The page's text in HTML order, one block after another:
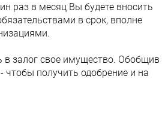
раз в месяц Вы будете вносить
в срок, вполне
в залог свое имущество. Обобщив
получить одобрение и на